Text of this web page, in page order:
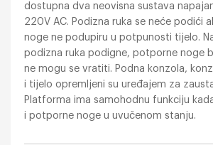
dostupna dva neovisna sustava
220V AC. Podizna ruka se neće podići
noge ne podupiru u potpunosti tijelo.
podizna ruka podigne, potporne noge
ne mogu se vratiti. Podna konzola,
i tijelo opremljeni su uređajem za
Platforma ima samohodnu funkciju
i potporne noge u uvučenom stanju.